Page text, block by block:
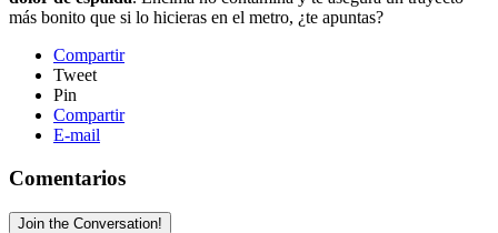
más bonito que si lo hicieras en el metro, ¿te apuntas?
Compartir
Tweet
Pin
Compartir
E-mail
Comentarios
Join the Conversation!